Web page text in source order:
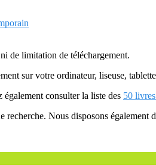
de limitation de téléchargement.
sur votre ordinateur, liseuse,
également consulter la liste des 50
Nous disposons également